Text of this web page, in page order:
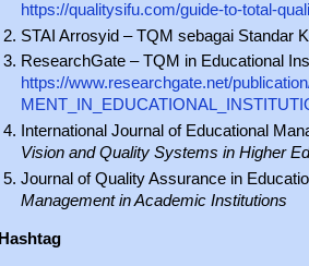
https://qualitysifu.com/guide-to-total-
STAI Arrosyid – TQM sebagai Standar
ResearchGate – TQM in Educational
https://www.researchgate.net/
International Journal of Educational
Vision and Quality Systems in Higher
Journal of Quality Assurance in
Management in Academic Institutions
Hashtag